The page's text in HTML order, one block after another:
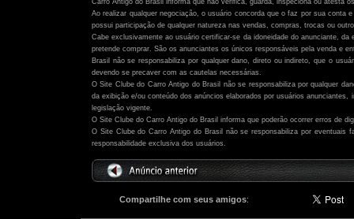
Carro Antigo do Brasil informa que não verifica, guarda, inspeciona ou atesta
Ao realizar qualquer negociação, o usuário concorda que o faz por sua conta
possui participação de qualquer natureza nas vendas, compras, trocas ou
Cabe exclusivamente ao usuário certificar-se da idoneidade do anunciante,
pretende comprar. São os anunciantes os únicos responsáveis pela venda e
Brasil não se responsabiliza por qualquer dano, direto ou indireto, que o
devendo se precaver com as cautelas necessárias.
O Site Clube do Carro Antigo do Brasil não se responsabiliza por qualquer
da exibição e/ou conteúdo dos anúncios elaborados por usuários
legislação vigente.
O Site Clube do Carro Antigo do Brasil informa que poderão ocorrer erros de
O Site Clube do Carro Antigo do Brasil não se responsabiliza por eventuais
responsabilidade exclusiva dos usuários.
Compartilhe com seus amigos: